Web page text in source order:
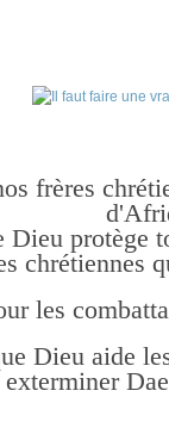
frères
Dieu protège
chrétiennes
les
Dieu aide
exterminer